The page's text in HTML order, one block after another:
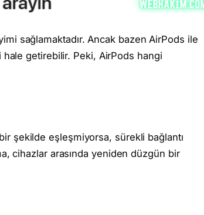
sağlamaktadır. Ancak bazen AirPods ile
hale getirebilir. Peki, AirPods hangi
şekilde eşleşmiyorsa, sürekli bağlantı
cihazlar arasında yeniden düzgün bir